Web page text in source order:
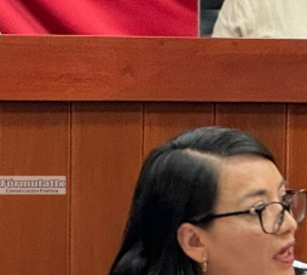
Inaugura Alcalde De Tlaxcala
García
Agosto 6, 2026
Invita Ayuntamiento de San
Agosto 6, 2026